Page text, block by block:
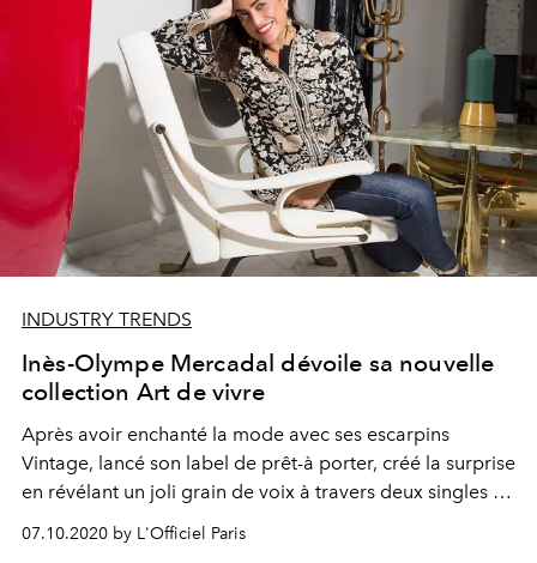
INDUSTRY TRENDS
Inès-Olympe Mercadal dévoile sa nouvelle
collection Art de vivre
Après avoir enchanté la mode avec ses escarpins
Vintage, lancé son label de prêt-à porter, créé la surprise
en révélant un joli grain de voix à travers deux singles et
un album de chansons puis multiplié les collaborations
en tant que directrice artistique (Le Bourget,
07.10.2020 by L'Officiel Paris